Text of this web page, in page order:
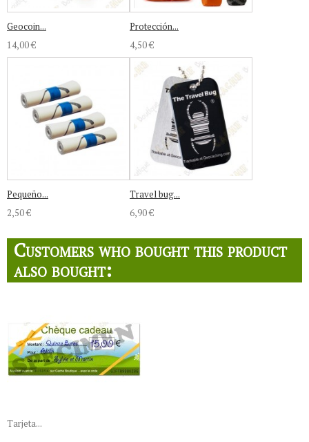
Geocoin...
14,00 €
Protección...
4,50 €
Pequeño...
2,50 €
Travel bug...
6,90 €
Customers who bought this product
also bought:
Tarjeta...